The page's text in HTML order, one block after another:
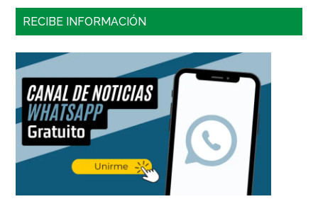
RECIBE INFORMACIÓN